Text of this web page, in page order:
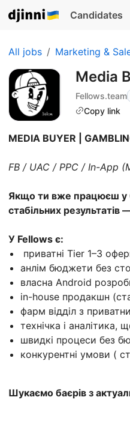
Candidates
All jobs Marketing &
Media
Fellows.team
Copy link
MEDIA BUYER |
FB / UAC / PPC / In-App
Якщо ти вже працюєш у
стабільних
У Fellows є:
приватні Tier 1–3
анлім бюджети без
власна Android
in-house продакшн
фарм відділ з
технічка і аналітика,
швидкі процеси без
конкурентні умови (
Шукаємо баєрів з